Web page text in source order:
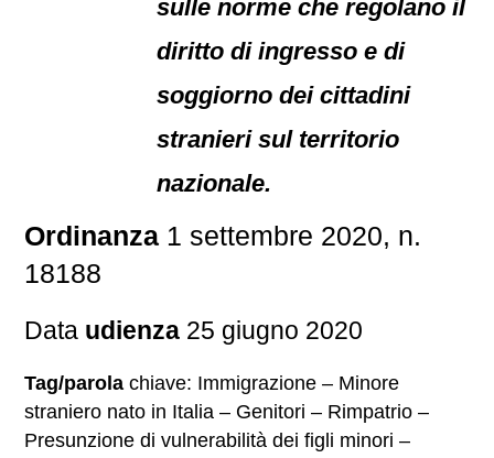
sulle norme che regolano il
diritto di ingresso e di
soggiorno dei cittadini
stranieri sul territorio
nazionale.
Ordinanza 1 settembre 2020, n.
18188
Data udienza 25 giugno 2020
Tag/parola chiave: Immigrazione – Minore
straniero nato in Italia – Genitori – Rimpatrio –
Presunzione di vulnerabilità dei figli minori –